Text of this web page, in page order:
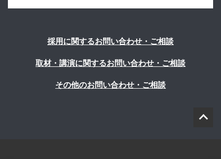
採用に関するお問い合わせ・ご相談
取材・講演に関するお問い合わせ・ご相談
その他のお問い合わせ・ご相談